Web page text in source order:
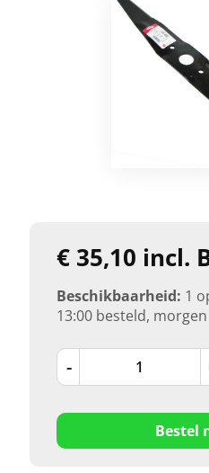
€ 35,10 incl.
Beschikbaarheid: 1
13:00 besteld,
-
Bestel